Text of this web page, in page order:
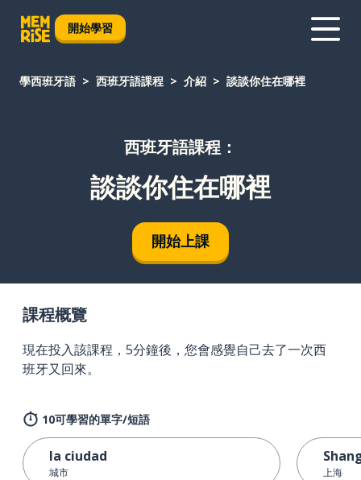
開始學習
學西班牙語 西班牙語課程 介紹 談談你住在哪裡
西班牙語課程：
談談你住在哪裡
開始上課
課程概覽
現在投入該課程，5分鐘後，您會感覺自己去了一次西
班牙又回來。
10可學習的單字/短語
la ciudad
城市 上海